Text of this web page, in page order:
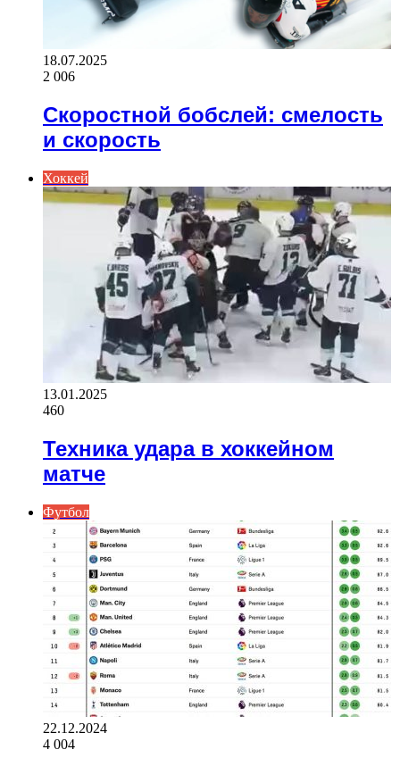
18.07.2025
2 006
Скоростной бобслей: смелость
и скорость
Хоккей
13.01.2025
460
Техника удара в хоккейном
матче
Футбол
22.12.2024
4 004